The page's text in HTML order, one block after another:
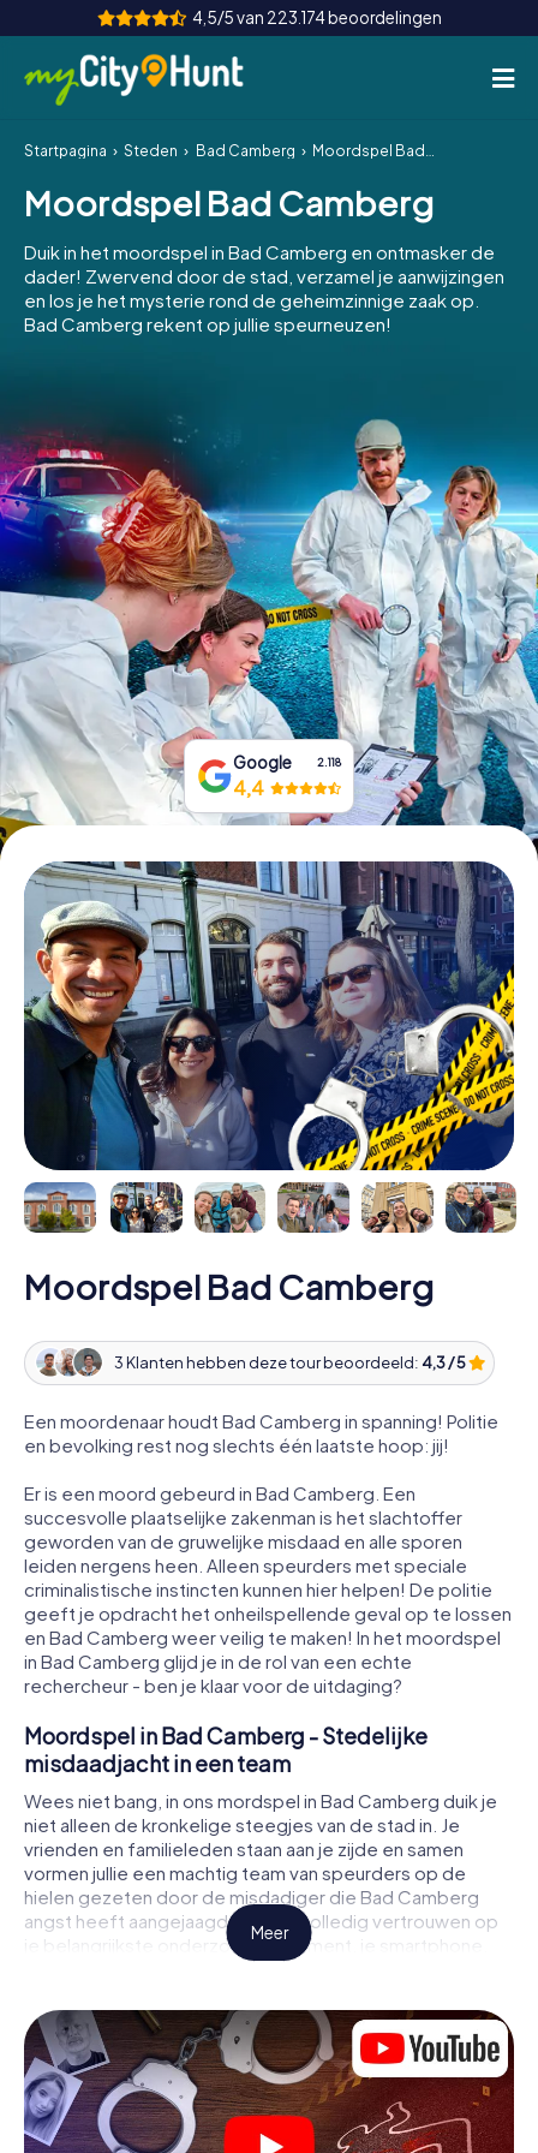
4,5/5 van 223.174 beoordelingen
Hoe het werkt
Steden
Tours
Teamevenement
INT AT
ES
IE
IT
NL
Boek tickets
Koop cadeaubonnen
Startpagina Steden Bad Camberg Moordspel Bad Camberg
Moordspel Bad Camberg
Duik in het moordspel in Bad Camberg en ontmasker de
dader! Zwervend door de stad, verzamel je aanwijzingen
en los je het mysterie rond de geheimzinnige zaak op.
Bad Camberg rekent op jullie speurneuzen!
Google 2.118
4,4
Moordspel Bad Camberg
3 Klanten hebben deze tour beoordeeld: 4,3 / 5
Een moordenaar houdt Bad Camberg in spanning! Politie
en bevolking rest nog slechts één laatste hoop: jij!
Er is een moord gebeurd in Bad Camberg. Een
succesvolle plaatselijke zakenman is het slachtoffer
geworden van de gruwelijke misdaad en alle sporen
leiden nergens heen. Alleen speurders met speciale
criminalistische instincten kunnen hier helpen! De politie
geeft je opdracht het onheilspellende geval op te lossen
en Bad Camberg weer veilig te maken! In het moordspel
in Bad Camberg glijd je in de rol van een echte
rechercheur - ben je klaar voor de uitdaging?
Moordspel in Bad Camberg - Stedelijke
misdaadjacht in een team
Wees niet bang, in ons mordspel in Bad Camberg duik je
niet alleen de kronkelige steegjes van de stad in. Je
vrienden en familieleden staan aan je zijde en samen
vormen jullie een machtig team van speurders op de
hielen gezeten door de misdadiger die Bad Camberg
angst heeft aangejaagd! Je kunt volledig vertrouwen op
je belangrijkste onderzoeksinstrument, je smartphone.
Met behulp van GPS navigatie leidt het je op je zoektocht
talrijke plaatsen in Bad Camberg die met het misdrijf te
maken hebben, en tenslotte naar de moordenaar. Op
elke locatie los je lastige puzzels op en kom je steeds
dichter bij de oplossing van de zaak. In tegenstelling tot
een klassiek moorddiner in Bad Camberg bepaal je zelf
de gebeurtenissen, beweeg je je in de frisse lucht en
Meer